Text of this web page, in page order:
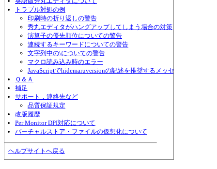
トラブル対処の例
印刷時の折り返しの警告
秀丸エディタがハングアップしてしまう場合の対策
演算子の優先順位についての警告
連続するキーワードについての警告
文字列中の\についての警告
マクロ読み込み時のエラー
JavaScriptでhidemaruversionの記述を推奨するメッセージ
Ｑ＆Ａ
補足
サポート，連絡先など
品質保証規定
改版履歴
Per Monitor DPI対応について
バーチャルストア・ファイルの仮想化について
ヘルプサイトへ戻る